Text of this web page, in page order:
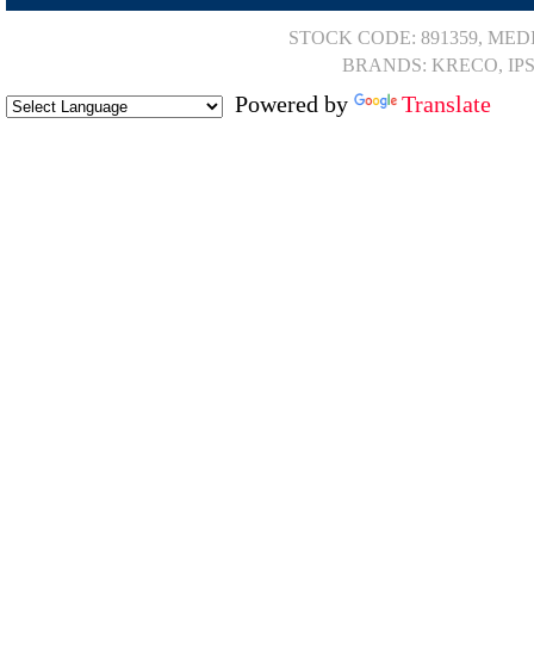
STOCK CODE: 891359,
BRANDS: KRECO,
Powered by Translate